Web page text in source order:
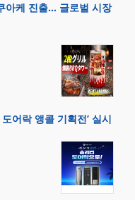
아케 진출… 글로벌 시장
어락 앵콜 기획전’ 실시